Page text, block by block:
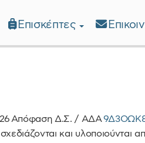
Επισκέπτες
Απόφαση Δ.Σ. / ΑΔΑ
και υλοποιούνται